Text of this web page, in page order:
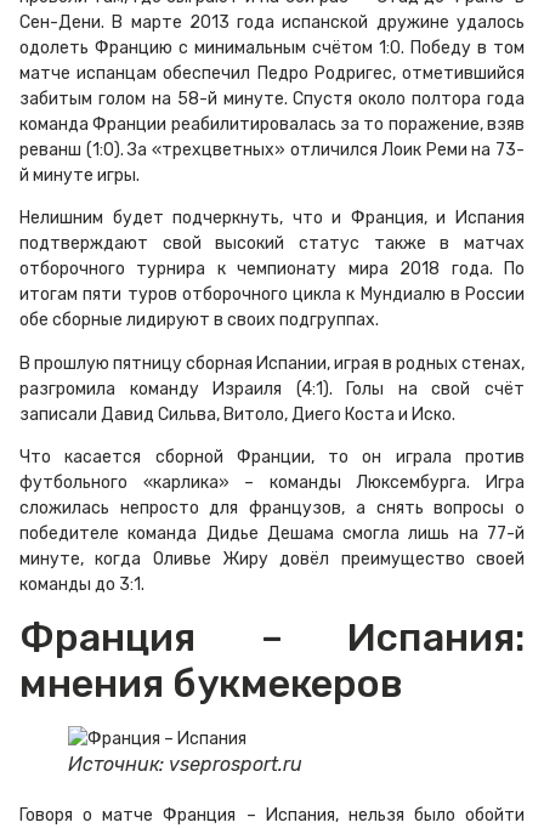
Сен-Дени. В марте 2013 года испанской дружине удалось
одолеть Францию с минимальным счётом 1:0. Победу в том
матче испанцам обеспечил Педро Родригес, отметившийся
забитым голом на 58-й минуте. Спустя около полтора года
команда Франции реабилитировалась за то поражение, взяв
реванш (1:0). За «трехцветных» отличился Лоик Реми на 73-
й минуте игры.
Нелишним будет подчеркнуть, что и Франция, и Испания
подтверждают свой высокий статус также в матчах
отборочного турнира к чемпионату мира 2018 года. По
итогам пяти туров отборочного цикла к Мундиалю в России
обе сборные лидируют в своих подгруппах.
В прошлую пятницу сборная Испании, играя в родных стенах,
разгромила команду Израиля (4:1). Голы на свой счёт
записали Давид Сильва, Витоло, Диего Коста и Иско.
Что касается сборной Франции, то он играла против
футбольного «карлика» – команды Люксембурга. Игра
сложилась непросто для французов, а снять вопросы о
победителе команда Дидье Дешама смогла лишь на 77-й
минуте, когда Оливье Жиру довёл преимущество своей
команды до 3:1.
Франция – Испания:
мнения букмекеров
Источник: vseprosport.ru
Говоря о матче Франция – Испания, нельзя было обойти